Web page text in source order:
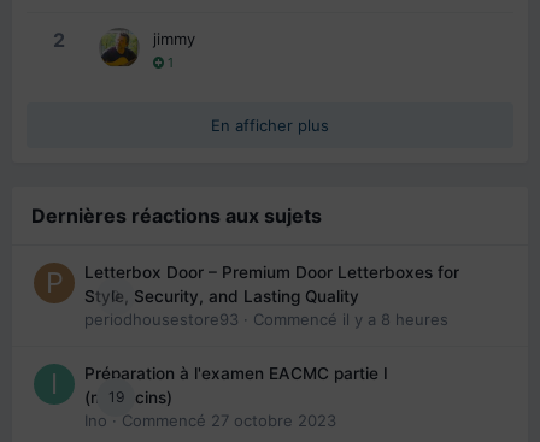
2 jimmy
1
En afficher plus
Dernières réactions aux sujets
0
Letterbox Door – Premium Door Letterboxes for
Style, Security, and Lasting Quality
periodhousestore93 · Commencé il y a 8 heures
19
Préparation à l'examen EACMC partie I
(médecins)
Ino · Commencé 27 octobre 2023